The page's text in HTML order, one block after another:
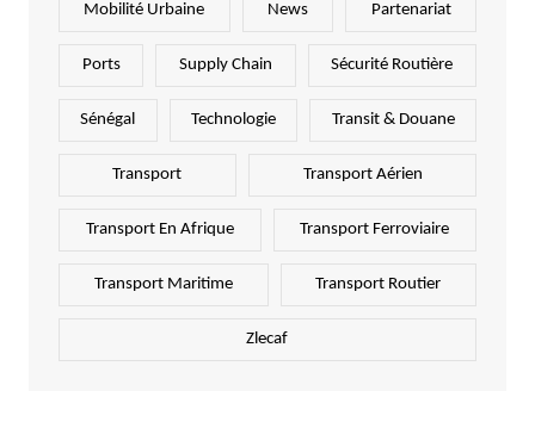
Mobilité Urbaine News Partenariat
Ports Supply Chain Sécurité Routière
Sénégal Technologie Transit & Douane
Transport Transport Aérien
Transport En Afrique Transport Ferroviaire
Transport Maritime Transport Routier
Zlecaf